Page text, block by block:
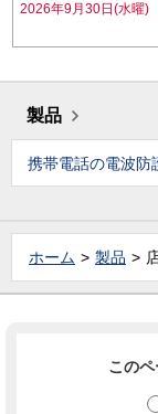
2026年9月30日(水曜)
製品
携帯電話の電波防
ホーム 製品
この